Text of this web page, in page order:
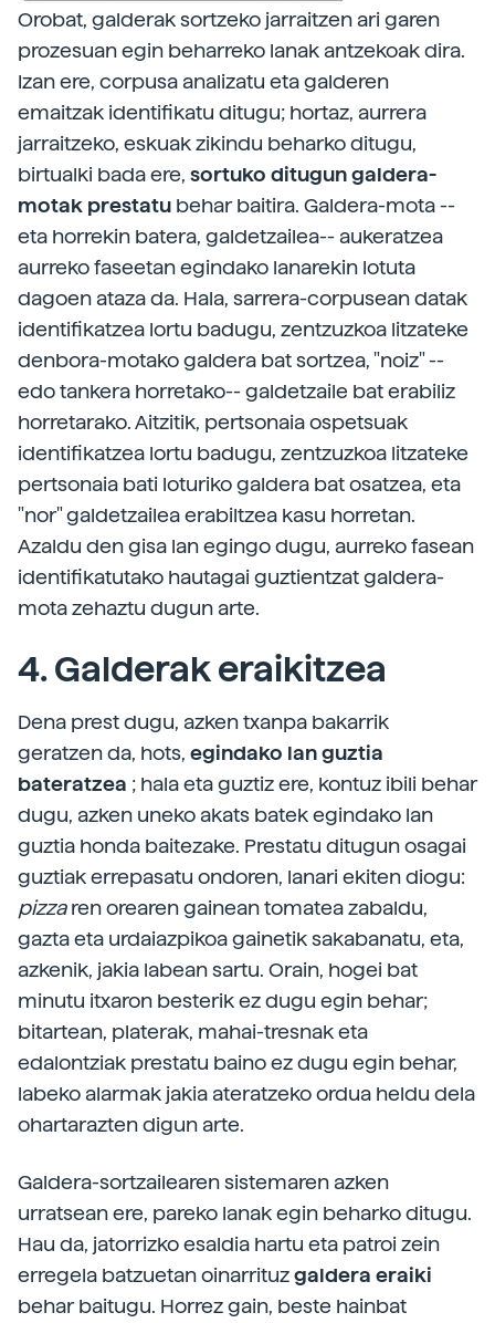
Orobat, galderak sortzeko jarraitzen ari garen
prozesuan egin beharreko lanak antzekoak dira.
Izan ere, corpusa analizatu eta galderen
emaitzak identifikatu ditugu; hortaz, aurrera
jarraitzeko, eskuak zikindu beharko ditugu,
birtualki bada ere, sortuko ditugun galdera-
motak prestatu behar baitira. Galdera-mota --
eta horrekin batera, galdetzailea-- aukeratzea
aurreko faseetan egindako lanarekin lotuta
dagoen ataza da. Hala, sarrera-corpusean datak
identifikatzea lortu badugu, zentzuzkoa litzateke
denbora-motako galdera bat sortzea, "noiz" --
edo tankera horretako-- galdetzaile bat erabiliz
horretarako. Aitzitik, pertsonaia ospetsuak
identifikatzea lortu badugu, zentzuzkoa litzateke
pertsonaia bati loturiko galdera bat osatzea, eta
"nor" galdetzailea erabiltzea kasu horretan.
Azaldu den gisa lan egingo dugu, aurreko fasean
identifikatutako hautagai guztientzat galdera-
mota zehaztu dugun arte.
4. Galderak eraikitzea
Dena prest dugu, azken txanpa bakarrik
geratzen da, hots, egindako lan guztia
bateratzea ; hala eta guztiz ere, kontuz ibili behar
dugu, azken uneko akats batek egindako lan
guztia honda baitezake. Prestatu ditugun osagai
guztiak errepasatu ondoren, lanari ekiten diogu:
pizzaren orearen gainean tomatea zabaldu,
gazta eta urdaiazpikoa gainetik sakabanatu, eta,
azkenik, jakia labean sartu. Orain, hogei bat
minutu itxaron besterik ez dugu egin behar;
bitartean, platerak, mahai-tresnak eta
edalontziak prestatu baino ez dugu egin behar,
labeko alarmak jakia ateratzeko ordua heldu dela
ohartarazten digun arte.
Galdera-sortzailearen sistemaren azken
urratsean ere, pareko lanak egin beharko ditugu.
Hau da, jatorrizko esaldia hartu eta patroi zein
erregela batzuetan oinarrituzgaldera eraiki
behar baitugu. Horrez gain, beste hainbat